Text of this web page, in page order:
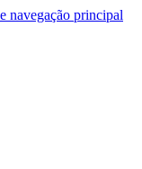
navegação principal